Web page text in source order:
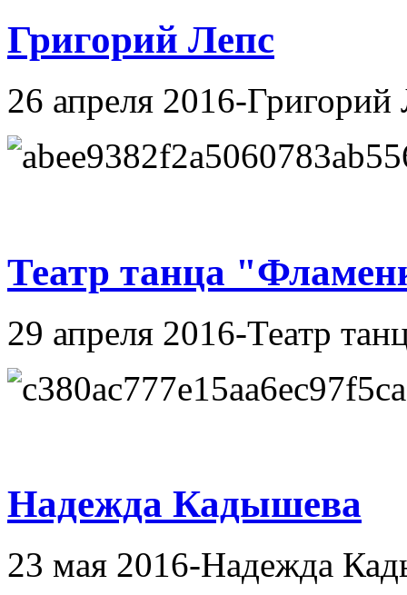
Григорий Лепс
26 апреля 2016-Григорий
Театр танца
29 апреля 2016-Театр
Надежда Кадышева
23 мая 2016-Надежда